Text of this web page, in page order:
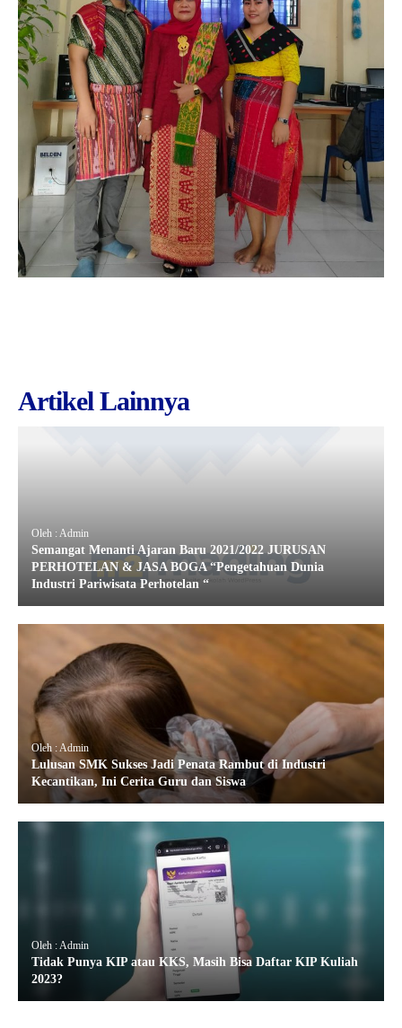
Artikel Lainnya
Oleh : Admin
Semangat Menanti Ajaran Baru 2021/2022 JURUSAN
PERHOTELAN & JASA BOGA “Pengetahuan Dunia
Industri Pariwisata Perhotelan “
Oleh : Admin
Lulusan SMK Sukses Jadi Penata Rambut di Industri
Kecantikan, Ini Cerita Guru dan Siswa
Oleh : Admin
Tidak Punya KIP atau KKS, Masih Bisa Daftar KIP Kuliah
2023?